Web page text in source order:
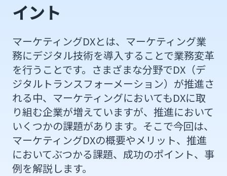
イント
マーケティングDXとは、マーケティング業
務にデジタル技術を導入することで業務変革
を行うことです。さまざまな分野でDX（デ
ジタルトランスフォーメーション）が推進さ
れる中、マーケティングにおいてもDXに取
り組む企業が増えていますが、推進において
いくつかの課題があります。そこで今回は、
マーケティングDXの概要やメリット、推進
においてぶつかる課題、成功のポイント、事
例を解説します。